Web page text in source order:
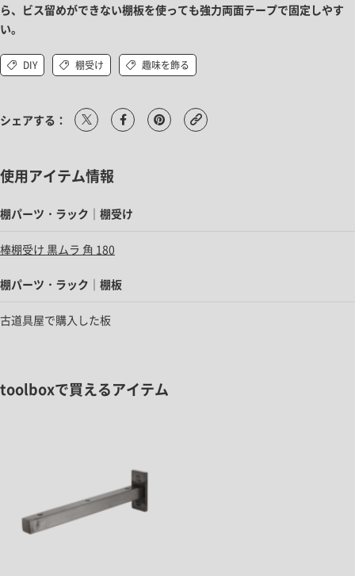
ら、ビス留めができない棚板を使っても強力両面テープで固定しやす
い。
DIY 棚受け 趣味を飾る
シェアする：
使用アイテム情報
棚パーツ・ラック｜棚受け
棒棚受け 黒ムラ 角 180
棚パーツ・ラック｜棚板
古道具屋で購入した板
toolboxで買えるアイテム